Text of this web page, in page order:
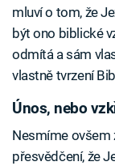
mluví o tom, že
být ono biblické
odmítá a sám
vlastně tvrzení
Únos, nebo
Nesmíme ovšem
přesvědčení, že